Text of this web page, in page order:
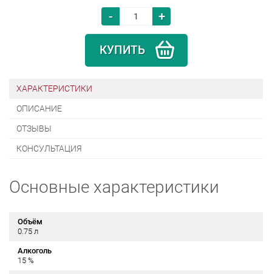
- +
КУПИТЬ
ХАРАКТЕРИСТИКИ
ОПИСАНИЕ
ОТЗЫВЫ
КОНСУЛЬТАЦИЯ
Основные характеристики
Объём
0.75 л
Алкоголь
15 %